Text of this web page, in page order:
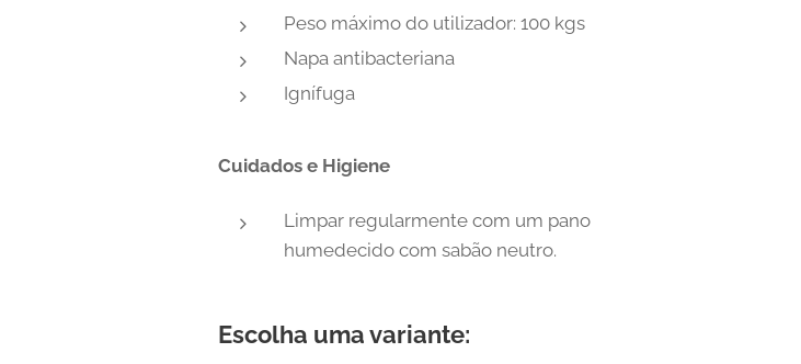
Peso máximo do utilizador: 100 kgs
Napa antibacteriana
Ignífuga
Cuidados e Higiene
Limpar regularmente com um pano
humedecido com sabão neutro.
Escolha uma variante: